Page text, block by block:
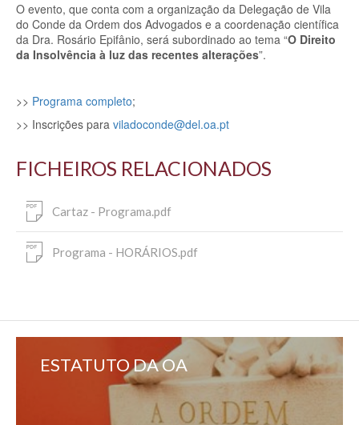
O evento, que conta com a organização da Delegação de Vila
do Conde da Ordem dos Advogados e a coordenação científica
da Dra. Rosário Epifânio, será subordinado ao tema “O Direito
da Insolvência à luz das recentes alterações”.
>> Programa completo;
>> Inscrições para viladoconde@del.oa.pt
FICHEIROS RELACIONADOS
Cartaz - Programa.pdf
Programa - HORÁRIOS.pdf
ESTATUTO DA OA